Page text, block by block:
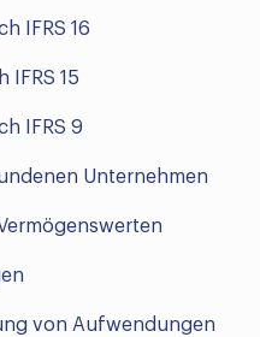
IFRS 16
IFRS 15
IFRS 9
Unternehmen
von Aufwendungen